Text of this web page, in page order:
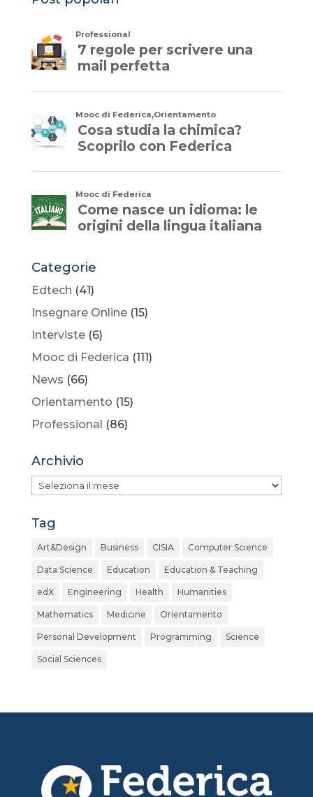
Categorie
Edtech (41)
Insegnare Online(15)
Interviste(6)
Mooc di Federica (111)
News (66)
Orientamento (15)
Professional (86)
Archivio
Archivio
Tag
Art&Design Business CISIA Computer Science
Data Science Education Education & Teaching
edX Engineering Health Humanities
Mathematics Medicine Orientamento
Personal Development Programming Science
Social Sciences